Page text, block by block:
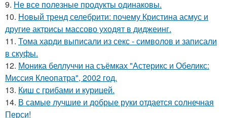
9. Не все полезные продукты одинаковы.
10. Новый тренд селебрити: почему Кристина асмус и
другие актрисы массово уходят в диджеинг.
11. Тома харди выписали из секс - символов и записали
в скуфы.
12. Моника беллуччи на съёмках "Астерикс и Обеликс:
Миссия Клеопатра", 2002 год.
13. Киш с грибами и курицей.
14. В самые лучшие и добрые руки отдается солнечная
Перси!